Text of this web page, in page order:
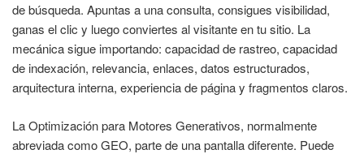
de búsqueda. Apuntas a una consulta, consigues visibilidad,
ganas el clic y luego conviertes al visitante en tu sitio. La
mecánica sigue importando: capacidad de rastreo, capacidad
de indexación, relevancia, enlaces, datos estructurados,
arquitectura interna, experiencia de página y fragmentos claros.
La Optimización para Motores Generativos, normalmente
abreviada como GEO, parte de una pantalla diferente. Puede